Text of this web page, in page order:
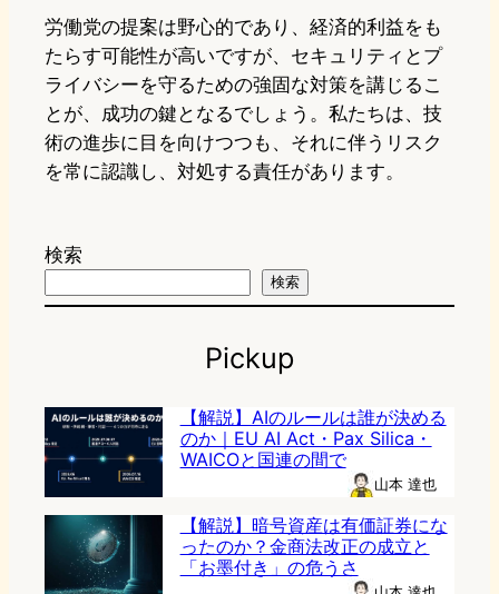
労働党の提案は野心的であり、経済的利益をも
たらす可能性が高いですが、セキュリティとプ
ライバシーを守るための強固な対策を講じるこ
とが、成功の鍵となるでしょう。私たちは、技
術の進歩に目を向けつつも、それに伴うリスク
を常に認識し、対処する責任があります。
検索
検索
Pickup
【解説】AIのルールは誰が決める
のか｜EU AI Act・Pax Silica・
WAICOと国連の間で
山本 達也
【解説】暗号資産は有価証券にな
ったのか？金商法改正の成立と
「お墨付き」の危うさ